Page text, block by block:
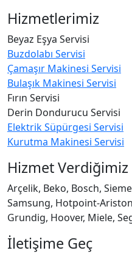
Hizmetlerimiz
Beyaz Eşya Servisi
Buzdolabı Servisi
Çamaşır Makinesi Servisi
Bulaşık Makinesi Servisi
Fırın Servisi
Derin Dondurucu Servisi
Elektrik Süpürgesi Servisi
Kurutma Makinesi Servisi
Hizmet
Arçelik, Beko, Bosch,
Samsung, Hotpoint-
Grundig, Hoover, Miele,
İletişime Geç